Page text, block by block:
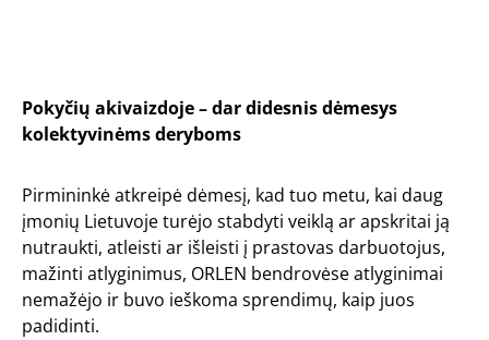
Pokyčių akivaizdoje – dar didesnis dėmesys
kolektyvinėms deryboms
Pirmininkė atkreipė dėmesį, kad tuo metu, kai daug
įmonių Lietuvoje turėjo stabdyti veiklą ar apskritai ją
nutraukti, atleisti ar išleisti į prastovas darbuotojus,
mažinti atlyginimus, ORLEN bendrovėse atlyginimai
nemažėjo ir buvo ieškoma sprendimų, kaip juos
padidinti.